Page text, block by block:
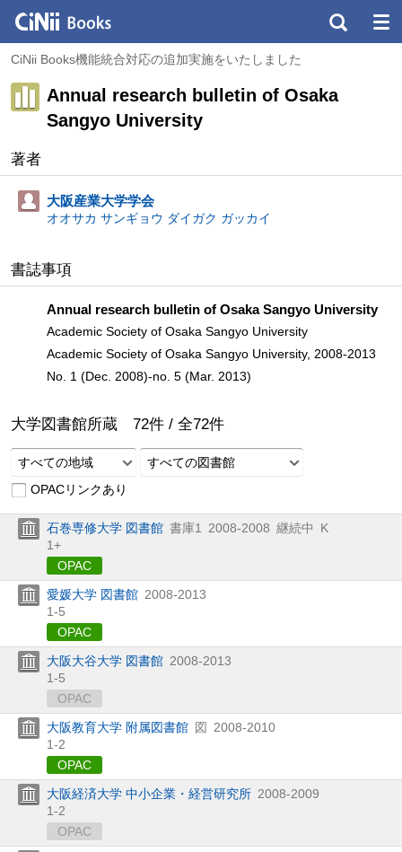
CiNii Books機能統合対応の追加実施をいたしました
Annual research bulletin of Osaka
Sangyo University
著者
大阪産業大学学会
オオサカ サンギョウ ダイガク ガッカイ
書誌事項
Annual research bulletin of Osaka Sangyo University
Academic Society of Osaka Sangyo University
Academic Society of Osaka Sangyo University, 2008-2013
No. 1 (Dec. 2008)-no. 5 (Mar. 2013)
大学図書館所蔵 72件 / 全72件
すべての地域
すべての図書館
OPACリンクあり
石巻専修大学 図書館 書庫1 2008-2008 継続中
K
1+
OPAC
愛媛大学 図書館 2008-2013
1-5
OPAC
大阪大谷大学 図書館 2008-2013
1-5
OPAC
大阪教育大学 附属図書館 図
2008-2010
1-2
OPAC
大阪経済大学 中小企業・経営研究所 2008-2009
1-2
OPAC